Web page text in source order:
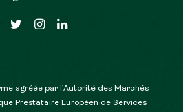
agréée par l’Autorité des Marchés
Prestataire Européen de Services